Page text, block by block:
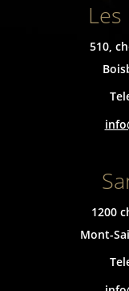
510,
1200
Mont-